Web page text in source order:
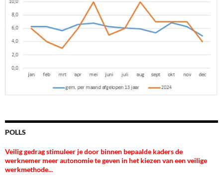
POLLS
Veilig gedrag stimuleer je door binnen bepaalde kaders de
werknemer meer autonomie te geven in het kiezen van een veilige
werkmethode...